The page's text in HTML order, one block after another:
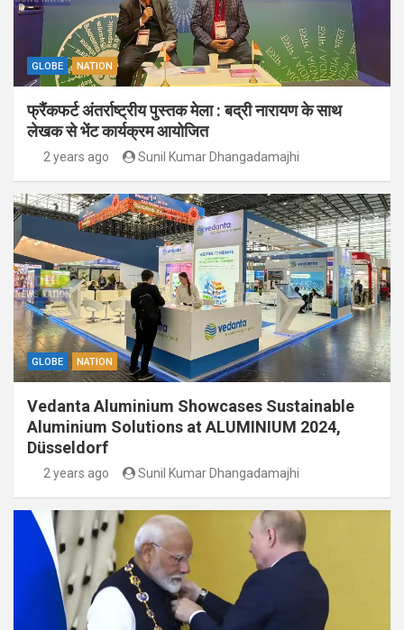
GLOBE NATION
फ्रैंकफर्ट अंतर्राष्ट्रीय पुस्तक मेला : बद्री नारायण के साथ
लेखक से भेंट कार्यक्रम आयोजित
2 years ago Sunil Kumar Dhangadamajhi
GLOBE NATION
Vedanta Aluminium Showcases Sustainable
Aluminium Solutions at ALUMINIUM 2024,
Düsseldorf
2 years ago Sunil Kumar Dhangadamajhi